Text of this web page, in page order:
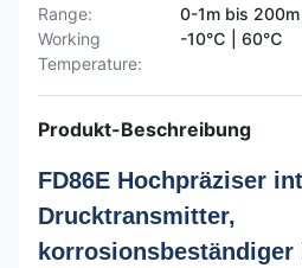
Range:
0-1m bis 200m
Working
Temperature:
-10℃ | 60℃
Produkt-Beschreibung
FD86E Hochpräziser
Drucktransmitter,